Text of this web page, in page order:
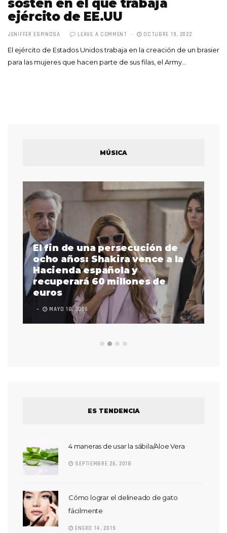
sostén en el que trabaja
ejército de EE.UU
JENIFFER ESPINOSA LEAVE A COMMENT OCTUBRE 19, 2022
El ejército de Estados Unidos trabaja en la creación de un brasier
para las mujeres que hacen parte de sus filas, el Army…
MÚSICA
El fin de una persecución de
ocho años: Shakira vence a la
Hacienda española y
recuperará 60 millones de
euros
MAYO 18, 2026
ES TENDENCIA
4 maneras de usar la sábila/Aloe Vera
SEPTIEMBRE 26, 2018
Cómo lograr el delineado de gato
fácilmente
ENERO 14, 2019